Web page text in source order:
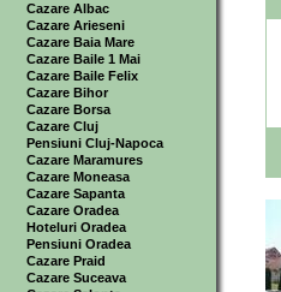
Cazare Albac
Cazare Arieseni
Cazare Baia Mare
Cazare Baile 1 Mai
Cazare Baile Felix
Cazare Bihor
Cazare Borsa
Cazare Cluj
Pensiuni Cluj-Napoca
Cazare Maramures
Cazare Moneasa
Cazare Sapanta
Cazare Oradea
Hoteluri Oradea
Pensiuni Oradea
Cazare Praid
Cazare Suceava